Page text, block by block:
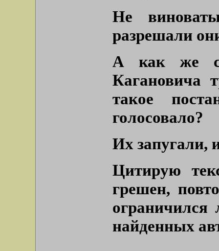
Не
разрешали
А как же с
Кагановича
такое
голосовало?
Их запугали,
Цитирую
грешен,
найденных